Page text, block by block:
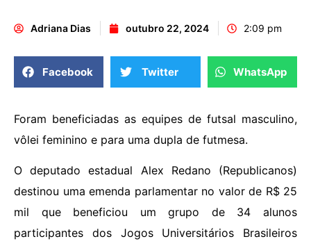
Adriana Dias outubro 22, 2024 2:09 pm
Facebook Twitter WhatsApp
Foram beneficiadas as equipes de futsal masculino,
vôlei feminino e para uma dupla de futmesa.
O deputado estadual Alex Redano (Republicanos)
destinou uma emenda parlamentar no valor de R$ 25
mil que beneficiou um grupo de 34 alunos
participantes dos Jogos Universitários Brasileiros